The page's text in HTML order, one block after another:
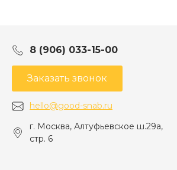
8 (906) 033-15-00
Заказать звонок
hello@good-snab.ru
г. Москва, Алтуфьевское ш.29а,
стр. 6